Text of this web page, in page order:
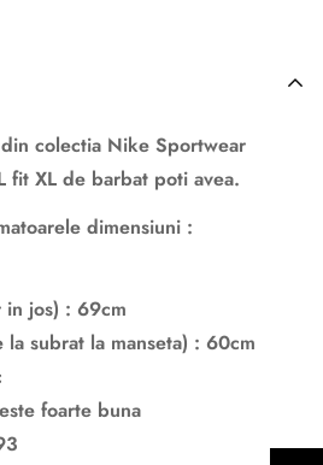
colectia Nike Sportwear
fit XL de barbat poti avea.
dimensiuni :
in jos) : 69cm
la subrat la manseta) : 60cm
foarte buna